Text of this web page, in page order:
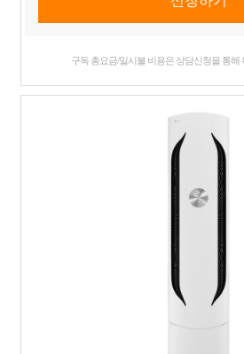
구독 총요금/일시불 비용은 상담신청을 통해